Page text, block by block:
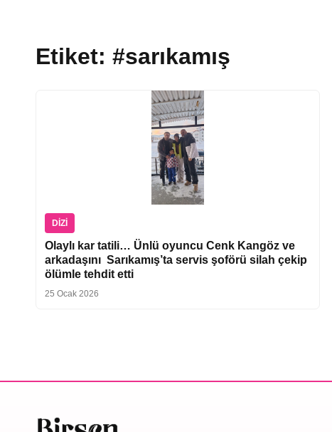
Etiket: #sarıkamış
DIZI
Olaylı kar tatili… Ünlü oyuncu Cenk Kangöz ve
arkadaşını Sarıkamış’ta servis şoförü silah çekip
ölümle tehdit etti
25 Ocak 2026